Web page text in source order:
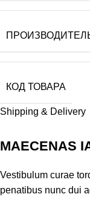
КОД ТОВАРА
Shipping & Delivery
MAECENAS
Vestibulum curae
penatibus nunc dui